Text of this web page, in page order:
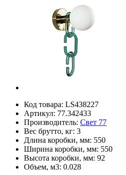
Код товара: LS438227
Артикул: 77.342433
Производитель: Свет 77
Вес брутто, кг: 3
Длина коробки, мм: 550
Ширина коробки, мм: 550
Высота коробки, мм: 92
Объем, м3: 0.028